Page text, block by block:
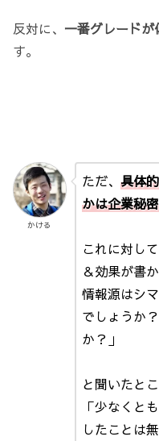
反対に、 一番グレードが
す。
かける
ただ、 具体
かは企業秘密
これに対し
＆効果が書
情報源はシ
でしょうか
か？」
と聞いたとこ
「少なくと
したことは